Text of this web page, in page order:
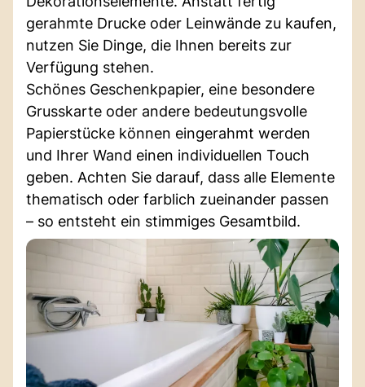
gerahmte Drucke oder Leinwände zu kaufen,
nutzen Sie Dinge, die Ihnen bereits zur
Verfügung stehen.
Schönes Geschenkpapier, eine besondere
Grusskarte oder andere bedeutungsvolle
Papierstücke können eingerahmt werden
und Ihrer Wand einen individuellen Touch
geben. Achten Sie darauf, dass alle Elemente
thematisch oder farblich zueinander passen
– so entsteht ein stimmiges Gesamtbild.